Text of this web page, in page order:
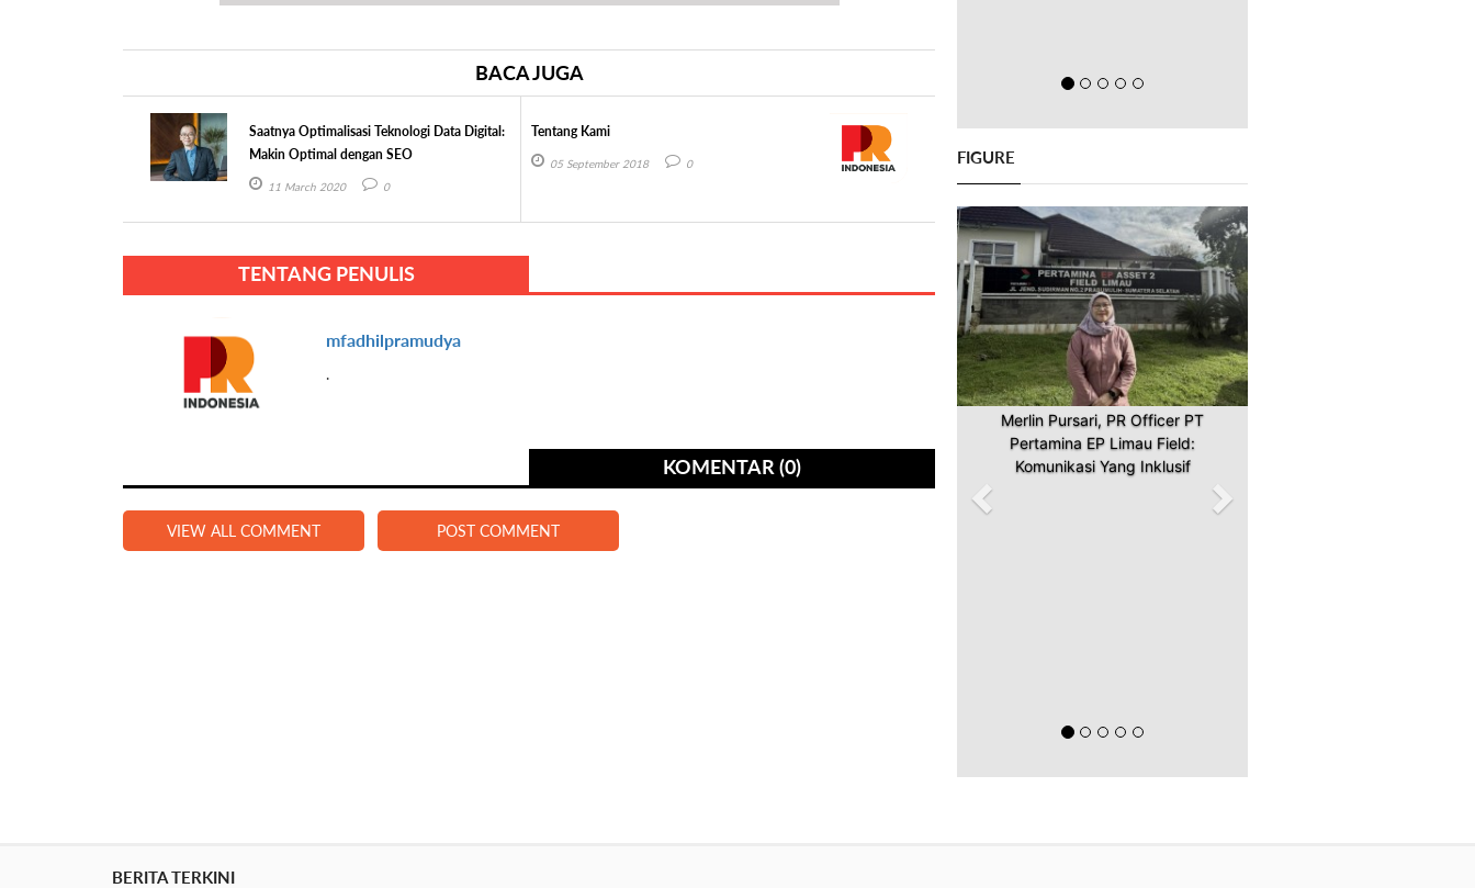
BACA JUGA
Saatnya Optimalisasi Teknologi Data Digital:
Makin Optimal dengan SEO
11 March 2020 0
Tentang Kami
05 September 2018 0
TENTANG PENULIS
mfadhilpramudya
.
KOMENTAR (0)
VIEW ALL COMMENT POST COMMENT
FIGURE
Merlin Pursari, PR Officer PT
Pertamina EP Limau Field:
Komunikasi Yang Inklusif
Previous Next
BERITA TERKINI